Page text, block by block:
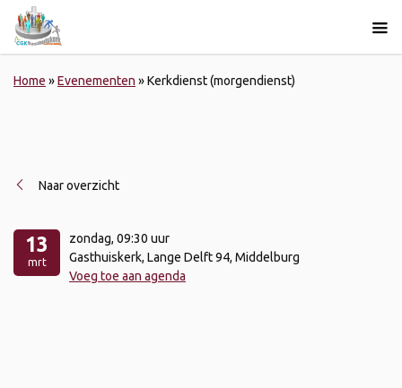
Home »Evenementen »Kerkdienst (morgendienst)
Naar overzicht
13
mrt
zondag, 09:30 uur
Gasthuiskerk, Lange Delft 94, Middelburg
Voeg toe aan agenda